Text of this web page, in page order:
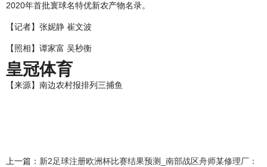
2020年首批寰球名特优新农产物名录。
【记者】张妮静 崔文波
【照相】谭家富 吴秒衡
皇冠体育
【来源】南边农村报排列三捕鱼
上一篇： 新2足球注册欧洲杯比赛结果预测_南部战区舟师某修理厂：